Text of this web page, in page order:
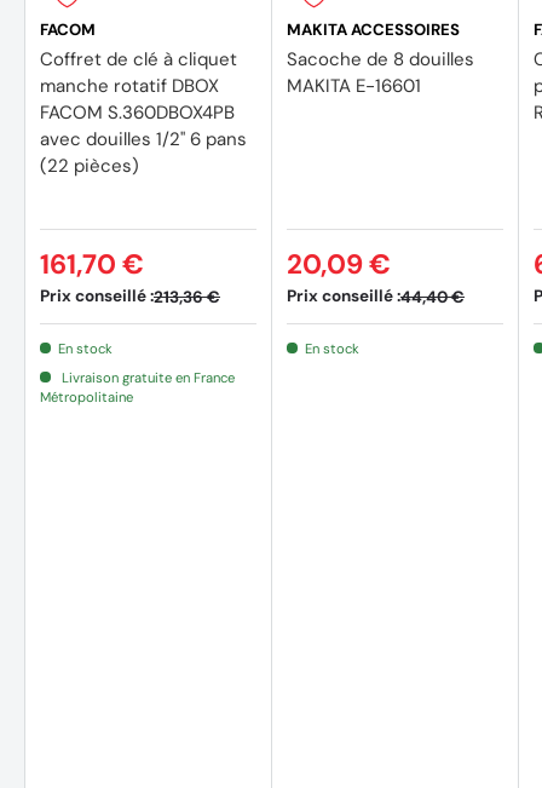
A propos de FACOM :
Depuis 1918, l'histoire de
FACOMbat au même rythme que
siècle. Cette marque centenaire s'impose un standard de
associée aux grandes avancées de ce siècle telles que
l'aéronautique, la conquête spatiale, les hautes
FACOM
Coffret de clé à cliquet
manche rotatif DBOX
FACOM S.360DBOX4PB
avec douilles 1/2'' 6 pans
(22 pièces)
Prix conseillé :213,36 €
161,70 €
En stock
Livraison gratuite en France
Métropolitaine
MAKITA ACCESSOIRES
Sacoche de 8 douilles
MAKITA E-16601
Prix conseillé :44,40 €
20,09 €
En stock